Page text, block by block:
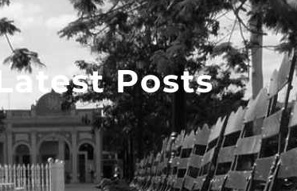
Latest Posts